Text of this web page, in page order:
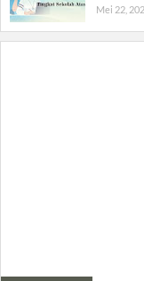
Mei 22,